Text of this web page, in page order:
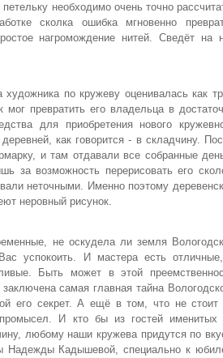
необходимо очень точно
сколка ошибка мгновенно
нагромождение нитей. Сведёт на
по кружеву оценивалась как
превратить его владельца в
для приобретения нового
как говорится - в складчину.
и там отдавали все собранные
за возможность перерисовать его
неточными. Именно поэтому
неровный рисунок.
не оскудела ли земля
успокоить. И мастера есть
Быть может в этой
самая главная тайна
его секрет. А ещё в том, что не стоит
И кто бы из гостей именитых
любому наши кружева придутся по
Надежды Кадышевой, специально к